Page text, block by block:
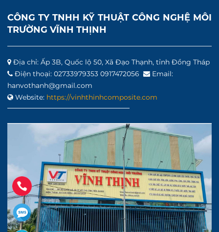
CÔNG TY TNHH KỸ THUẬT CÔNG NGHỆ MÔI
TRƯỜNG VĨNH THỊNH
Địa chỉ: Ấp 3B, Quốc lộ 50, Xã Đạo Thạnh, tỉnh Đồng Tháp
Điện thoại: 02733979353 0917472056
Email:
hanvothanh@gmail.com
Website: https://vinhthinhcomposite.com